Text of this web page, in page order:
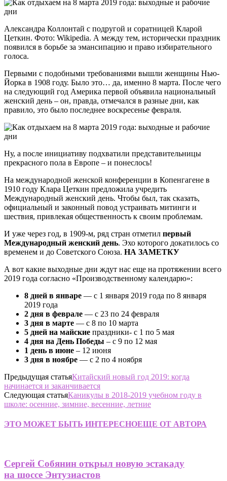
Александра Коллонтай с подругой и соратницей Кларой
Цеткин. Фото: Wikipedia. А между тем, исторически праздник
появился в борьбе за эмансипацию и право избирательного
голоса.
Первыми с подобными требованиями вышли женщины Нью-
Йорка в 1908 году. Было это… да, именно 8 марта. После чего
на следующий год Америка первой объявила национальный
женский день – он, правда, отмечался в разные дни, как
правило, это было последнее воскресенье февраля.
Ну, а после инициативу подхватили представительницы
прекрасного пола в Европе – и понеслось!
На международной женской конференции в Копенгагене в
1910 году Клара Цеткин предложила учредить
Международный женский день. Чтобы был, так сказать,
официальный и законный повод устраивать митинги и
шествия, привлекая общественность к своим проблемам.
И уже через год, в 1909-м, ряд стран отметил первый
Международный женский день. Эхо которого докатилось со
временем и до Советского Союза. НА ЗАМЕТКУ
А вот какие выходные дни ждут нас еще на протяжении всего
2019 года согласно «Производственному календарю»:
8 дней в январе — с 1 января 2019 года по 8 января
2019 года
2 дня в феврале — с 23 по 24 февраля
3 дня в марте — с 8 по 10 марта
5 дней на майские праздники- с 1 по 5 мая
4 дня на День Победы – с 9 по 12 мая
1 день в июне – 12 июня
3 дня в ноябре — с 2 по 4 ноября
Предыдущая статьяКитайский новый год 2019: когда
начинается и заканчивается
Следующая статьяКаникулы в 2018-2019 учебном году в
школе: осенние, зимние, весенние, летние
ЭТО МОЖЕТ БЫТЬ ИНТЕРЕСНОЕЩЕ ОТ АВТОРА
Сергей Собянин открыл новую эстакаду
на шоссе Энтузиастов